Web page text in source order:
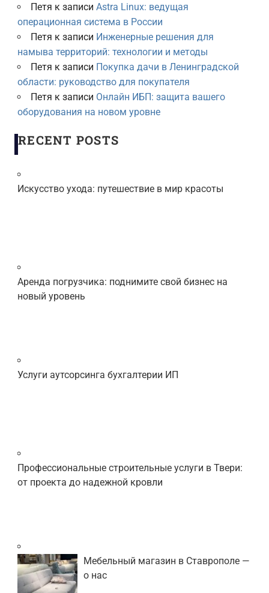
Петя к записи Astra Linux: ведущая
операционная система в России
Петя к записи Инженерные решения для
намыва территорий: технологии и методы
Петя к записи Покупка дачи в Ленинградской
области: руководство для покупателя
Петя к записи Онлайн ИБП: защита вашего
оборудования на новом уровне
RECENT POSTS
Искусство ухода: путешествие в мир красоты
Аренда погрузчика: поднимите свой бизнес на
новый уровень
Услуги аутсорсинга бухгалтерии ИП
Профессиональные строительные услуги в Твери:
от проекта до надежной кровли
Мебельный магазин в Ставрополе —
о нас